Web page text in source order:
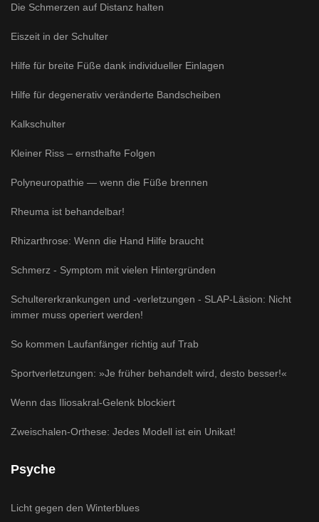
Die Schmerzen auf Distanz halten
Eiszeit in der Schulter
Hilfe für breite Füße dank individueller Einlagen
Hilfe für degenerativ veränderte Bandscheiben
Kalkschulter
Kleiner Riss – ernsthafte Folgen
Polyneuropathie — wenn die Füße brennen
Rheuma ist behandelbar!
Rhizarthrose: Wenn die Hand Hilfe braucht
Schmerz - Symptom mit vielen Hintergründen
Schultererkrankungen und -verletzungen - SLAP-Läsion: Nicht
immer muss operiert werden!
So kommen Laufanfänger richtig auf Trab
Sportverletzungen: »Je früher behandelt wird, desto besser!«
Wenn das Iliosakral-Gelenk blockiert
Zweischalen-Orthese: Jedes Modell ist ein Unikat!
Psyche
Licht gegen den Winterblues